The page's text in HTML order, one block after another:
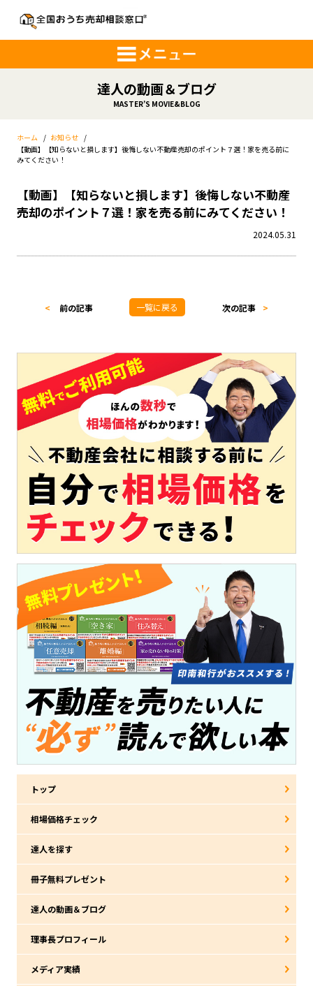
達人の動画＆ブログ
MASTER’S MOVIE&BLOG
ホーム / お知らせ
/
【動画】【知らないと損します】後悔しない不動産売却のポイント７選！家を売る前に
みてください！
【動画】【知らないと損します】後悔しない不動産
売却のポイント７選！家を売る前にみてください！
2024.05.31
< 前の記事 次の記事 >
一覧に戻る
トップ
相場価格チェック
達人を探す
冊子無料プレゼント
達人の動画＆ブログ
理事長プロフィール
メディア実績